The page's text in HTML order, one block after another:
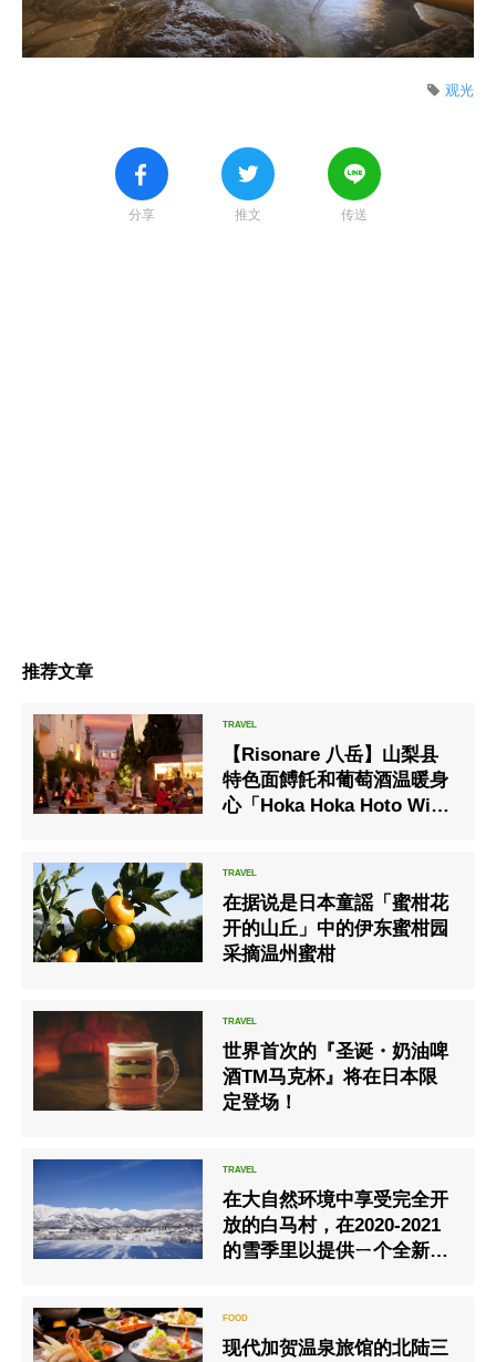
观光
分享 推文 传送
推荐文章
【Risonare 八岳】山梨县
特色面餺飥和葡萄酒温暖身
心「Hoka Hoka Hoto Wine
在据说是日本童謡「蜜柑花
开的山丘」中的伊东蜜柑园
采摘温州蜜柑
世界首次的『圣诞・奶油啤
酒TM马克杯』将在日本限
定登场！
在大自然环境中享受完全开
放的白马村，在2020-2021
的雪季里以提供ㄧ个全新的
现代加贺温泉旅馆的北陆三